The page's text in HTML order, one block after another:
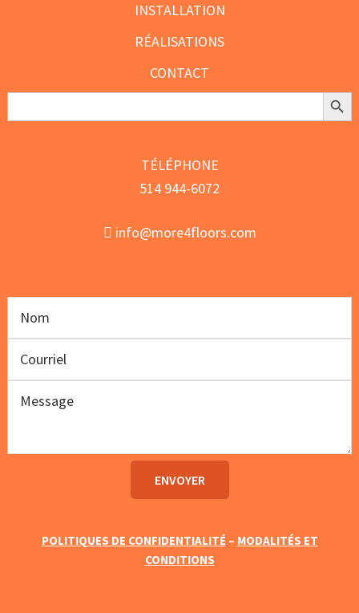
INSTALLATION
RÉALISATIONS
CONTACT
Search
Search
TÉLÉPHONE
514 944-6072
info@more4floors.com
POLITIQUES DE CONFIDENTIALITÉ – MODALITÉS ET
CONDITIONS